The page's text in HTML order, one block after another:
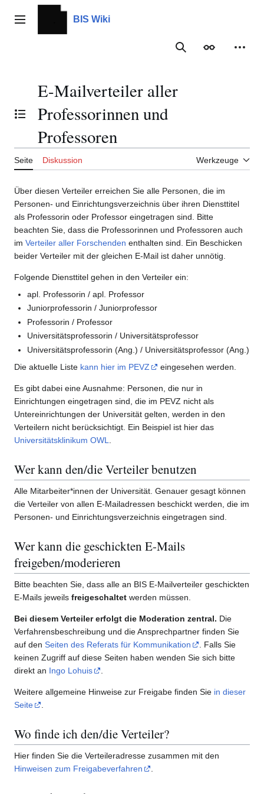
Inhalt
springenHauptmenü BIS Wiki
Suche
Inhaltsverzeichnis umschalten
E-Mailverteiler aller
Professorinnen und
Professoren
Seite Diskussion Werkzeuge
Über diesen Verteiler erreichen Sie alle Personen, die im
Personen- und Einrichtungsverzeichnis über ihren Diensttitel
als Professorin oder Professor eingetragen sind. Bitte
beachten Sie, dass die Professorinnen und Professoren auch
im Verteiler aller Forschenden enthalten sind. Ein Beschicken
beider Verteiler mit der gleichen E-Mail ist daher unnötig.
Folgende Diensttitel gehen in den Verteiler ein:
apl. Professorin / apl. Professor
Juniorprofessorin / Juniorprofessor
Professorin / Professor
Universitätsprofessorin / Universitätsprofessor
Universitätsprofessorin (Ang.) / Universitätsprofessor (Ang.)
Die aktuelle Liste kann hier im PEVZ eingesehen werden.
Es gibt dabei eine Ausnahme: Personen, die nur in
Einrichtungen eingetragen sind, die im PEVZ nicht als
Untereinrichtungen der Universität gelten, werden in den
Verteilern nicht berücksichtigt. Ein Beispiel ist hier das
Universitätsklinikum OWL
Wer kann den/die Verteiler benutzen
Alle Mitarbeiter*innen der Universität. Genauer gesagt können
die Verteiler von allen E-Mailadressen beschickt werden, die im
Personen- und Einrichtungsverzeichnis eingetragen sind.
Wer kann die geschickten E-Mails
freigeben/moderieren
Bitte beachten Sie, dass alle an BIS E-Mailverteiler geschickten
E-Mails jeweils freigeschaltet werden müssen.
Bei diesem Verteiler erfolgt die Moderation zentral. Die
Verfahrensbeschreibung und die Ansprechpartner finden Sie
auf den Seiten des Referats für Kommunikation
. Falls Sie
keinen Zugriff auf diese Seiten haben wenden Sie sich bitte
direkt an Ingo Lohuis
Weitere allgemeine Hinweise zur Freigabe finden Sie in dieser
Seite
Wo finde ich den/die Verteiler?
Hier finden Sie die Verteileradresse zusammen mit den
Hinweisen zum Freigabeverfahren